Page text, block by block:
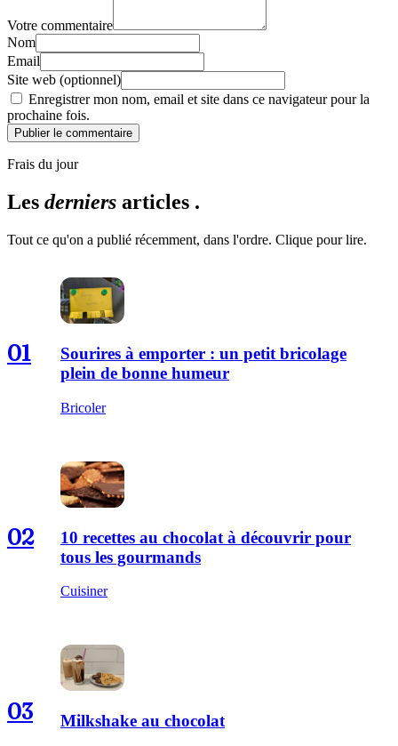
Votre commentaire
Nom
Email
Site web (optionnel)
Enregistrer mon nom, email et site dans ce navigateur pour la
prochaine fois.
Publier le commentaire
Frais du jour
Les derniers articles .
Tout ce qu'on a publié récemment, dans l'ordre. Clique pour lire.
01
Sourires à emporter : un petit bricolage
plein de bonne humeur
Bricoler
02
10 recettes au chocolat à découvrir pour
tous les gourmands
Cuisiner
03 Milkshake au chocolat